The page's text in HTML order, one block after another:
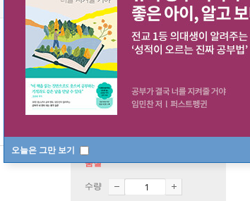
오늘은 그만 보기
품절
수량